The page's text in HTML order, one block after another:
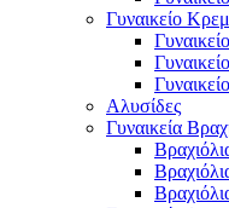
Γυναικείο
Αλυσίδες
Γυναικεία